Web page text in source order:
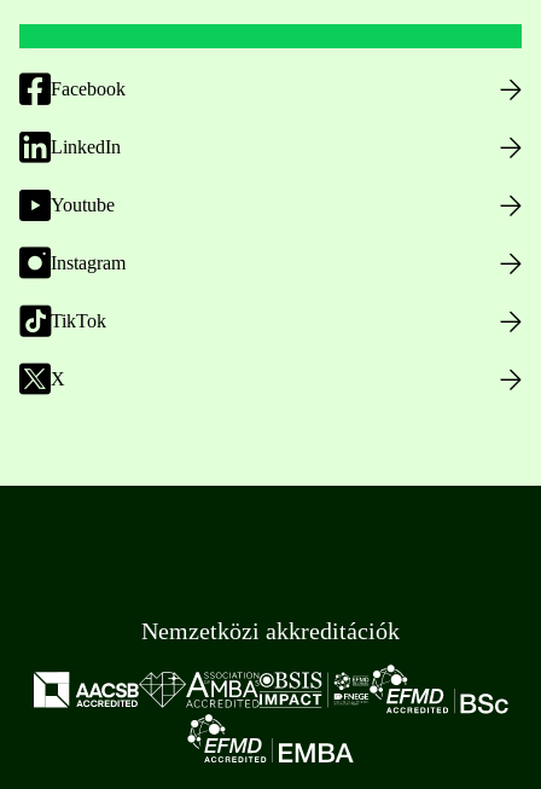
Facebook
LinkedIn
Youtube
Instagram
TikTok
X
Nemzetközi akkreditációk